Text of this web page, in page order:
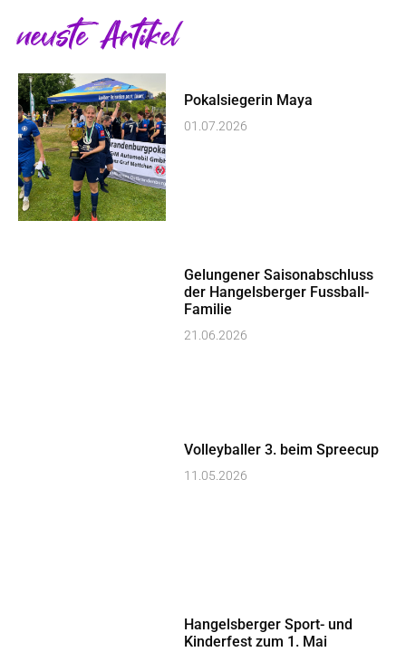
neuste Artikel
Pokalsiegerin Maya
01.07.2026
Gelungener Saisonabschluss
der Hangelsberger Fussball-
Familie
21.06.2026
Volleyballer 3. beim Spreecup
11.05.2026
Hangelsberger Sport- und
Kinderfest zum 1. Mai